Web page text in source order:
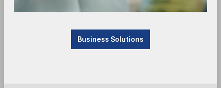
Produktbezeichnung
Lorem ipsum dolor sit amet, consetetur
sadipscing elitr, sed diam nonumy eirmod tempor
Business Solutions